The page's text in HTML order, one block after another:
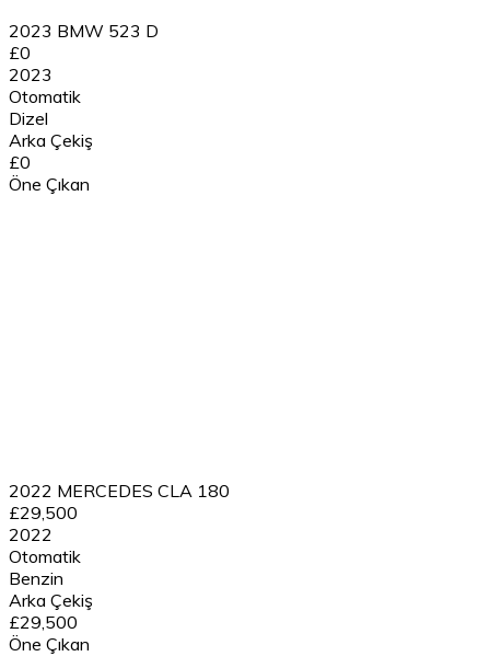
2023 BMW 523 D
£0
2023
Otomatik
Dizel
Arka Çekiş
£0
Öne Çıkan
2022 MERCEDES CLA 180
£29,500
2022
Otomatik
Benzin
Arka Çekiş
£29,500
Öne Çıkan